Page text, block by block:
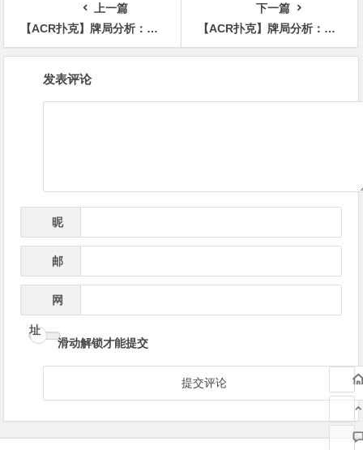
上一篇
【ACR扑克】牌局分析：不平衡到淋漓尽致
下一篇
【ACR扑克】牌局分析：bluff的时机
发表评论
昵
*
邮
*
网
址
滑动解锁才能提交